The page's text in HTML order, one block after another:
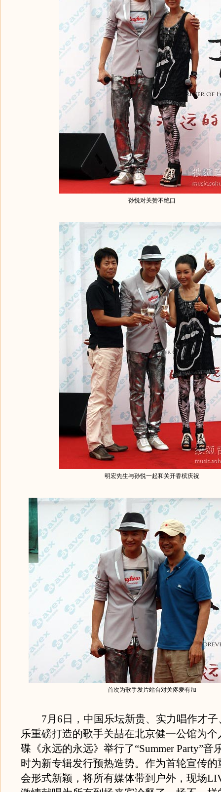
孙悦对关赞不绝口
明宏先生与孙悦一起和关开香槟庆祝
首次为歌手发片站台对关疼爱有加
7月6日，中国乐坛新贵、实力唱作才子
乐重磅打造的歌手关喆在北京健一公馆为个
碟《永远的永远》举行了“Summer Party”音
时为新专辑发行预热造势。作为首轮宣传的
会形式新颖，将所有媒体带到户外，现场